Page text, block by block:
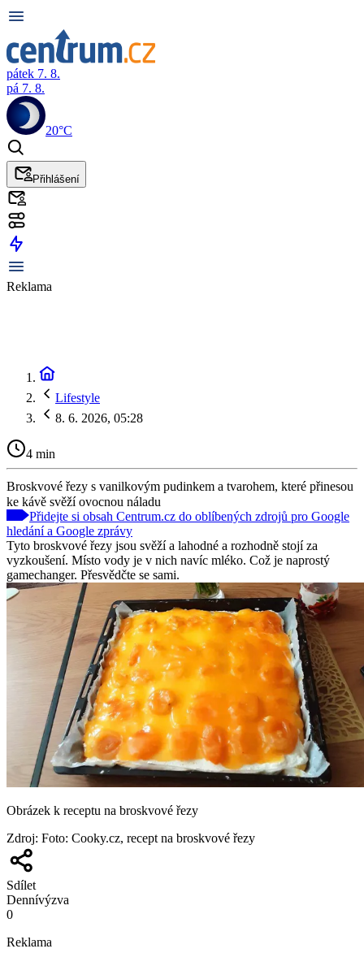
pátek 7. 8.
pá 7. 8.
20°C
Přihlášení
Reklama
Lifestyle
8. 6. 2026, 05:28
4 min
Broskvové řezy s vanilkovým pudinkem a tvarohem, které přinesou
ke kávě svěží ovocnou náladu
Přidejte si obsah Centrum.cz do oblíbených zdrojů pro Google
hledání a Google zprávy
Tyto broskvové řezy jsou svěží a lahodné a rozhodně stojí za
vyzkoušení. Místo vody je v nich navíc mléko. Což je naprostý
gamechanger. Přesvědčte se sami.
Obrázek k receptu na broskvové řezy
Zdroj: Foto: Cooky.cz, recept na broskvové řezy
Sdílet
Dennívýzva
0
Reklama